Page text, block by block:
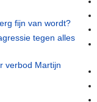
fijn van wordt?
tegen alles
verbod Martijn